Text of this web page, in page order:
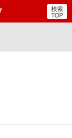
郵便局・日本郵政グルー
検索
TOP